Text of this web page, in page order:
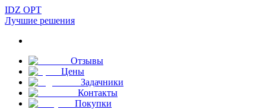
IDZ OPT
Лучшие решения
Отзывы
Цены
Задачники
Контакты
Покупки